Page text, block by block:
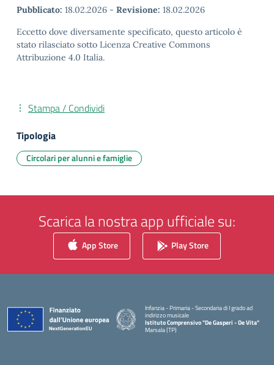
Pubblicato: 18.02.2026 - Revisione: 18.02.2026
Eccetto dove diversamente specificato, questo articolo è
stato rilasciato sotto Licenza Creative Commons
Attribuzione 4.0 Italia.
Stampa / Condividi
Tipologia
Circolari per alunni e famiglie
Scarica la nostra app ufficiale su:
App Store Play Store
Infanzia - Primaria - Secondaria di I grado ad
indirizzo musicale
Istituto Comprensivo "De Gasperi - De Vita"
Marsala (TP)